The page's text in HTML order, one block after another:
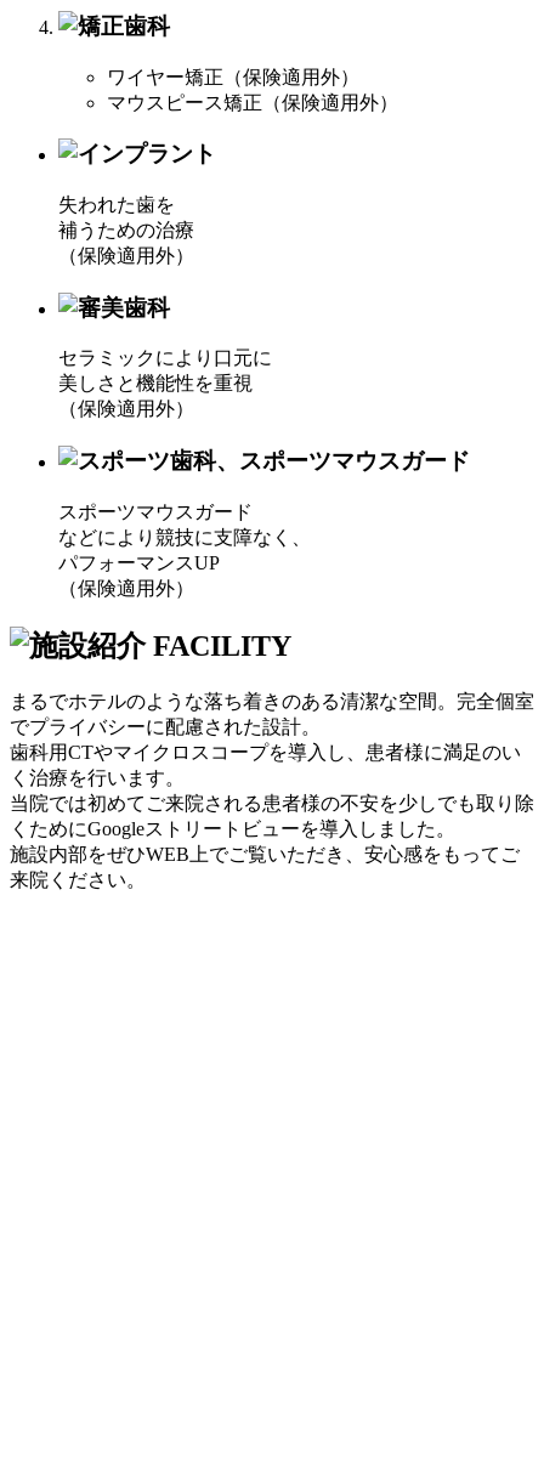
ワイヤー矯正（保険適用外）
マウスピース矯正（保険適用外）
失われた歯を
補うための治療
（保険適用外）
セラミックにより口元に
美しさと機能性を重視
（保険適用外）
スポーツマウスガード
などにより競技に支障なく、
パフォーマンスUP
（保険適用外）
まるでホテルのような落ち着きのある清潔な空間。完全個室
でプライバシーに配慮された設計。
歯科用CTやマイクロスコープを導入し、患者様に満足のい
く治療を行います。
当院では初めてご来院される患者様の不安を少しでも取り除
くためにGoogleストリートビューを導入しました。
施設内部をぜひWEB上でご覧いただき、安心感をもってご
来院ください。